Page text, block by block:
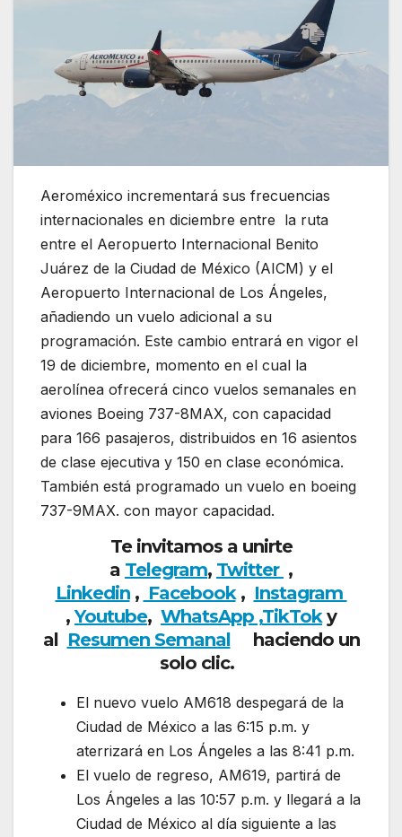
Aeroméxico incrementará sus frecuencias
internacionales en diciembre entre la ruta
entre el Aeropuerto Internacional Benito
Juárez de la Ciudad de México (AICM) y el
Aeropuerto Internacional de Los Ángeles,
añadiendo un vuelo adicional a su
programación. Este cambio entrará en vigor el
19 de diciembre, momento en el cual la
aerolínea ofrecerá cinco vuelos semanales en
aviones Boeing 737-8MAX, con capacidad
para 166 pasajeros, distribuidos en 16 asientos
de clase ejecutiva y 150 en clase económica.
También está programado un vuelo en boeing
737-9MAX. con mayor capacidad.
Te invitamos a unirte
a Telegram, Twitter ,
Linkedin, Facebook, Instagram
,Youtube, WhatsApp ,TikToky
al Resumen Semanalhaciendo un
solo clic.
El nuevo vuelo AM618 despegará de la
Ciudad de México a las 6:15 p.m. y
aterrizará en Los Ángeles a las 8:41 p.m.
El vuelo de regreso, AM619, partirá de
Los Ángeles a las 10:57 p.m. y llegará a la
Ciudad de México al día siguiente a las